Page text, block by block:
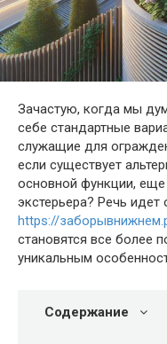
Зачастую, когда мы
себе стандартные
служащие для
если существует
основной функции,
экстерьера? Речь
https://
становятся все более
уникальным
Содержание